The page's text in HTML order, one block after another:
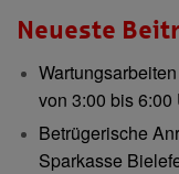
Neueste
von 3:00 bis 6:00
Betrügerische
Sparkasse